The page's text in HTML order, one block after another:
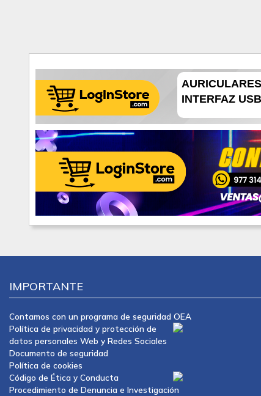
INTERFAZ
IMPORTANTE
Contamos con un programa de seguridad OEA
Política de privacidad y protección de
datos personales Web y Redes Sociales
Documento de seguridad
Política de cookies
Código de Ética y Conducta
Procedimiento de Denuncia e Investigación